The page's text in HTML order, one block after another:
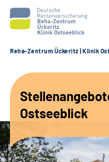
Unsere Angebote
Karriere
Reha-Zentrum Ückeritz | Klinik
Ostseeblick